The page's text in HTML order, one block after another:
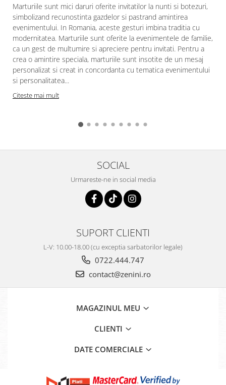
Marturiile sunt mici daruri oferite invitatilor la nunti si botezuri,
simbolizand recunostinta gazdelor si pastrand amintirea
evenimentului. In Romania, aceste gesturi imbina traditia cu
modernitatea. Marturiile sunt oferite la evenimentele de familie,
ca un gest de multumire si apreciere pentru invitati. Pentru a
crea o amintire speciala, marturiile sunt insotite de un mesaj
personalizat si creat in concordanta cu tematica evenimentului
si personalitatea...
Citeste mai mult
SOCIAL
Urmareste-ne in social media
SUPORT CLIENTI
L-V: 10.00-18.00 (cu exceptia sarbatorilor legale)
0722.444.747
contact@zenini.ro
MAGAZINUL MEU
CLIENTI
DATE COMERCIALE